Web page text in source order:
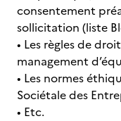
consentement
sollicitation (liste
• Les règles de
management
• Les normes
Sociétale des
• Etc.